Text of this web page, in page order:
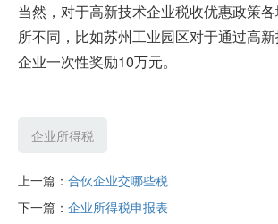
当然，对于高新技术企业税收优惠政策
所不同，比如苏州工业园区对于通过高
企业一次性奖励10万元。
企业所得税
上一篇： 合伙企业交哪些税
下一篇： 企业所得税申报表